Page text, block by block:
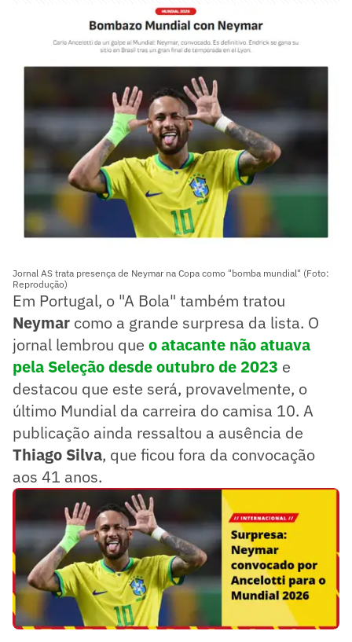
Jornal AS trata presença de Neymar na Copa como "bomba mundial" (Foto:
Reprodução)
Em Portugal, o "A Bola" também tratou
Neymar como a grande surpresa da lista. O
jornal lembrou que o atacante não atuava
pela Seleção desde outubro de 2023 e
destacou que este será, provavelmente, o
último Mundial da carreira do camisa 10. A
publicação ainda ressaltou a ausência de
Thiago Silva, que ficou fora da convocação
aos 41 anos.